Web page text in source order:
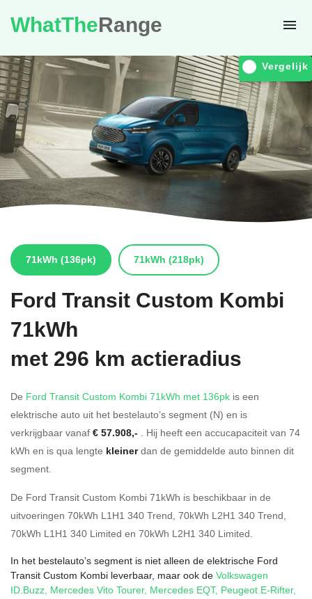
WhatTheRange
Vergelijk
71kWh (136pk) 71kWh (218pk)
Ford Transit Custom Kombi
71kWh
met 296 km actieradius
De Ford Transit Custom Kombi 71kWh met 136pk is een
elektrische auto uit het bestelauto’s segment (N) en is
verkrijgbaar vanaf € 57.908,- . Hij heeft een accucapaciteit van 74
kWh en is qua lengte kleinerdan de gemiddelde auto binnen dit
segment.
De Ford Transit Custom Kombi 71kWh is beschikbaar in de
uitvoeringen 70kWh L1H1 340 Trend, 70kWh L2H1 340 Trend,
70kWh L1H1 340 Limited en 70kWh L2H1 340 Limited.
In het bestelauto’s segment is niet alleen de elektrische Ford
Transit Custom Kombi leverbaar, maar ook de Volkswagen
ID.Buzz, Mercedes Vito Tourer, Mercedes EQT, Peugeot E-Rifter,